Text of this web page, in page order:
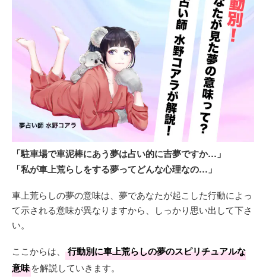
「駐車場で車泥棒にあう夢は占い的に吉夢ですか…」
「私が車上荒らしをする夢ってどんな心理なの…」
車上荒らしの夢の意味は、夢であなたが起こした行動によっ
て示される意味が異なりますから、しっかり思い出して下さ
い。
ここからは、
行動別に車上荒らしの夢のスピリチュアルな
意味を解説していきます。